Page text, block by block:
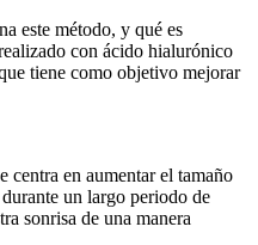
este método, y qué es
con ácido hialurónico
tiene como objetivo mejorar
en aumentar el tamaño
un largo periodo de
sonrisa de una manera